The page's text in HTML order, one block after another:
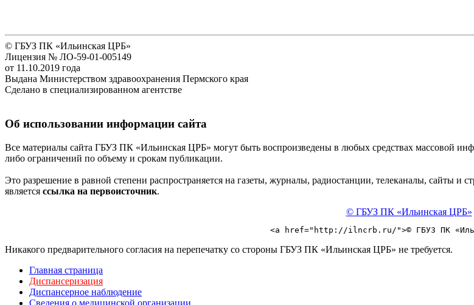
© ГБУЗ ПК «Ильинская ЦРБ»
Лицензия № ЛО-59-01-005149
от 11.10.2019 года
Выдана Министерством здравоохранения Пермского края
Сделано в специализированном агентстве
Об использовании информации сайта
Все материалы сайта ГБУЗ ПК «Ильинская ЦРБ» могут быть воспроизведены в любых средствах массовой
либо ограничений по объему и срокам публикации.
Это разрешение в равной степени распространяется на газеты, журналы, радиостанции, телеканалы, сайты
является ссылка на первоисточник.
© ГБУЗ ПК «Ильинская ЦРБ»
<a href="http://ilncrb.ru/">© ГБУЗ ПК
Никакого предварительного согласия на перепечатку со стороны ГБУЗ ПК «Ильинская ЦРБ» не требуется.
Главная страница
Диспансеризация
Диспансерное наблюдение